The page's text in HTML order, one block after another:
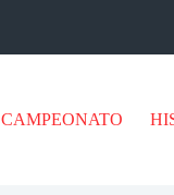
CAMPEONATO